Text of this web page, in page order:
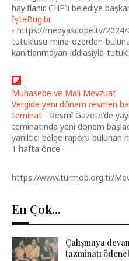
hayıflanır. CHP’li belediye
İşteBugibi
- https://medyascope.tv/2024/
tutuklusu-mine-ozerden-
kanitlanmayan-iddiasiyla-
Muhasebe ve Mali Mevzuat
Vergide yeni dönem resmen
teminat - Resmî Gazete'de
teminatında yeni dönem
yanıltıcı belge raporu bulunan
1 hafta önce
https://www.turmob.org.tr/
En Çok...
Çalışmaya
tazminatı